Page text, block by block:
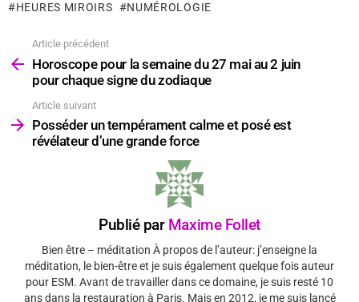
HEURES MIROIRS NUMÉROLOGIE
plus
Article précédent
Horoscope pour la semaine du 27 mai au 2 juin
pour chaque signe du zodiaque
Article suivant
Posséder un tempérament calme et posé est
révélateur d’une grande force
Publié par Maxime Follet
Bien être – méditation À propos de l’auteur: j’enseigne la
méditation, le bien-être et je suis également quelque fois auteur
pour ESM. Avant de travailler dans ce domaine, je suis resté 10
ans dans la restauration à Paris. Mais en 2012, je me suis lancé